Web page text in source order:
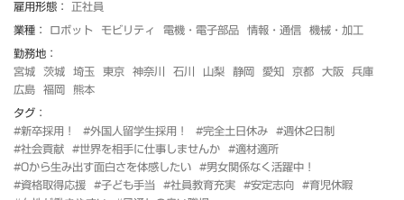
雇用形態： 正社員
業種： ロボット モビリティ 電機・電子部品 情報・通信 機械・加工
勤務地：
宮城
茨城 埼玉 東京 神奈川 石川 山梨 静岡 愛知 京都 大阪
兵庫
広島
福岡 熊本
タグ：
#新卒採用！
#外国人留学生採用！ #完全土日休み
#週休2日制
#社会貢献
#世界を相手に仕事しませんか
#適材適所
#0から生み出す面白さを体感したい
#男女関係なく活躍中！
#資格取得応援
#子ども手当 #社員教育充実 #安定志向
#育児休暇